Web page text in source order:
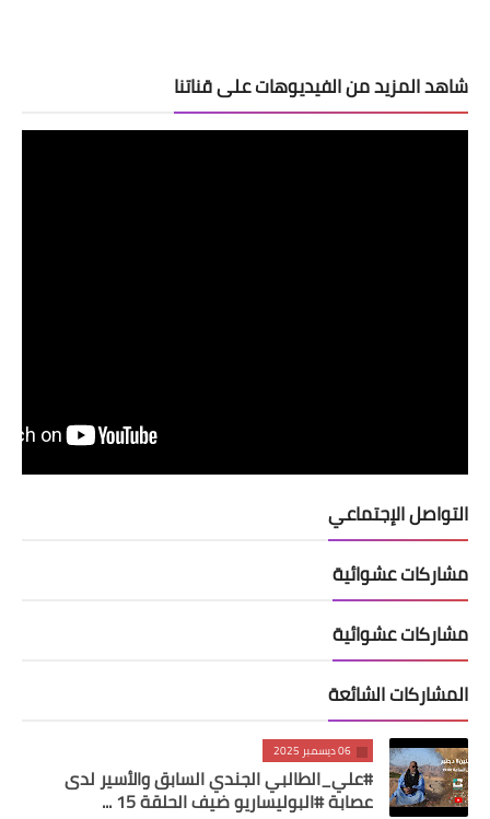
شاهد المزيد من الفيديوهات على قناتنا
التواصل الإجتماعي
مشاركات عشوائية
مشاركات عشوائية
المشاركات الشائعة
06 ديسمبر 2025
#علي_الطالبي الجندي السابق والأسير لدى
عصابة #البوليساريو ضيف الحلقة 15 ...